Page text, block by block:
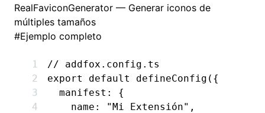
RealFaviconGenerator — Generar iconos de
múltiples tamaños
#Ejemplo completo
// addfox.config.ts
export
default defineConfig ({
  manifest
:
{
    name
: "Mi Extensión" ,